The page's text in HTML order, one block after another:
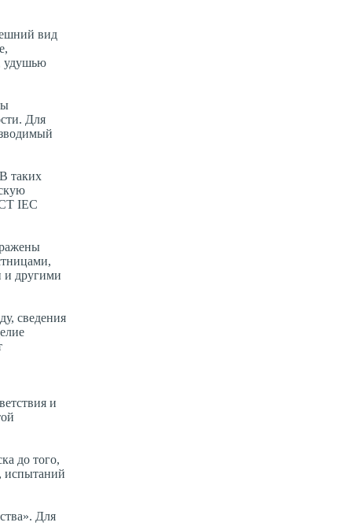
вид
удушью
Для
таких
IEC
и другими
сведения
и
до того,
испытаний
Для